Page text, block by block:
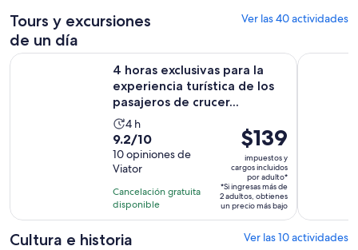
Tours y excursiones
de un día
Ver las 40 actividades
4 horas exclusivas para la
experiencia turística de los
pasajeros de crucer...
La
actividad
dura
4
horas
4 h
9.2
de
10
con
10
opiniones
9.2/10
10 opiniones de
Viator
Cancelación gratuita
disponible
El
precio
es
de
$139.
por
adulto*
$139
impuestos y
cargos incluidos
por adulto*
*Si ingresas más de
2 adultos, obtienes
un precio más bajo
4 horas exclusivas para la experiencia turística de los
Cultura e historia Ver las 10 actividades